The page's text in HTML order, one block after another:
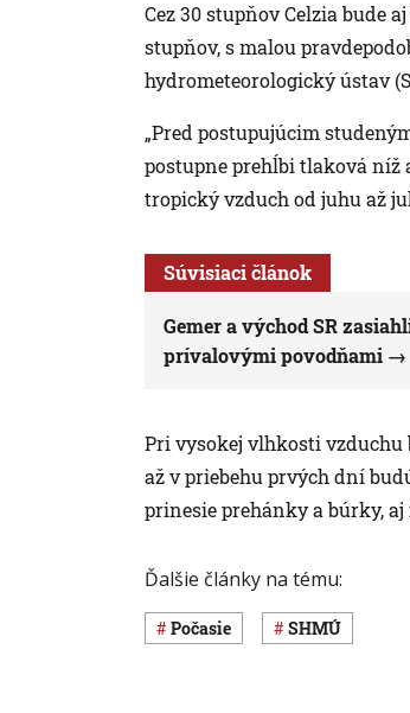
Cez 30 stupňov Celzia bude
stupňov, s malou
hydrometeorologický ústav
„Pred postupujúcim
postupne prehĺbi tlaková níž
tropický vzduch od juhu až
Súvisiaci článok
Gemer a východ SR
prívalovými povodňami
Pri vysokej vlhkosti vzduchu
až v priebehu prvých dní
prinesie prehánky a búrky,
Ďalšie články na tému:
Počasie SHMÚ